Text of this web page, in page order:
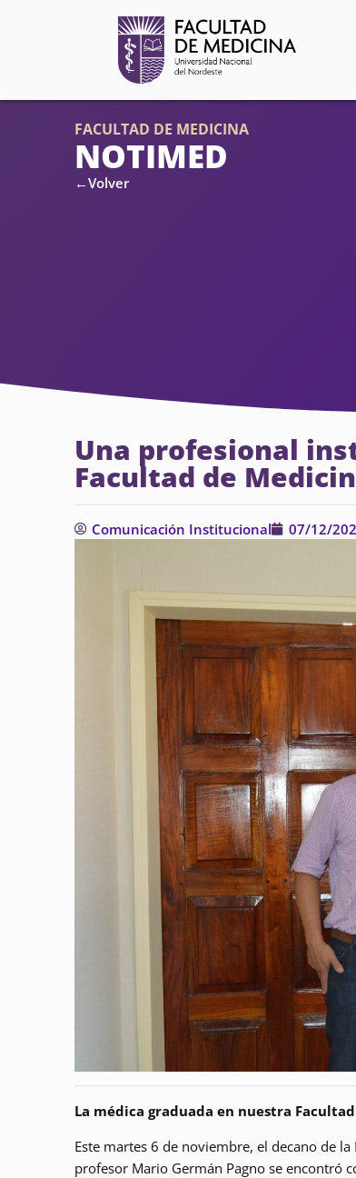
FACULTAD DE MEDICINA
NOTIMED
←Volver
Una profesional
Facultad de
Comunicación Institucional 07/12/
La médica graduada en nuestra
Este martes 6 de noviembre, el decano de
profesor Mario Germán Pagno se encontró